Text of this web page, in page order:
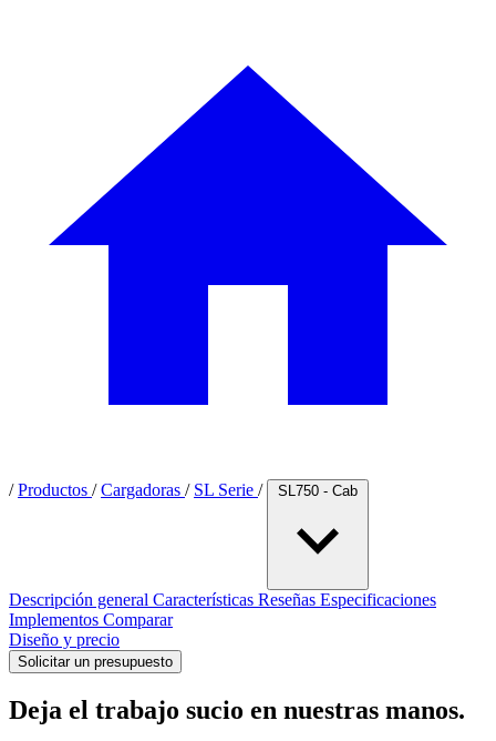
/ Productos / Cargadoras / SL Serie / SL750 - Cab
Descripción general Características Reseñas Especificaciones
Implementos Comparar
Diseño y precio
Solicitar un presupuesto
Deja el trabajo sucio en nuestras manos.